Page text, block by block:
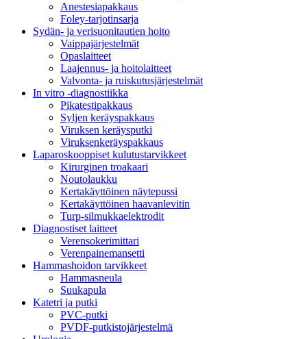
Anestesiapakkaus
Foley-tarjotinsarja
Sydän- ja verisuonitautien hoito
Vaippajärjestelmät
Opaslaitteet
Laajennus- ja hoitolaitteet
Valvonta- ja ruiskutusjärjestelmät
In vitro -diagnostiikka
Pikatestipakkaus
Syljen keräyspakkaus
Viruksen keräysputki
Viruksenkeräyspakkaus
Laparoskooppiset kulutustarvikkeet
Kirurginen troakaari
Noutolaukku
Kertakäyttöinen näytepussi
Kertakäyttöinen haavanlevitin
Turp-silmukkaelektrodit
Diagnostiset laitteet
Verensokerimittari
Verenpainemansetti
Hammashoidon tarvikkeet
Hammasneula
Suukapula
Katetri ja putki
PVC-putki
PVDF-putkistojärjestelmä